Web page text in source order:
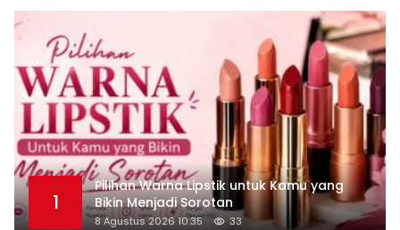
1
Pilihan Warna Lipstik untuk Kamu yang
Bikin Menjadi Sorotan
8 Agustus 2026 10:35 33